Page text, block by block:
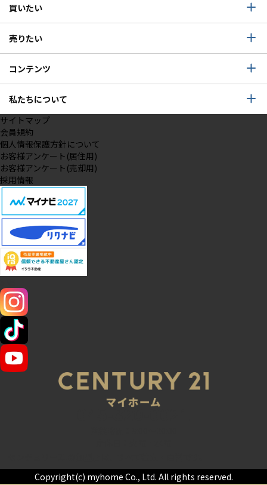
買いたい
売りたい
コンテンツ
私たちについて
サイトマップ
会員規約
個人情報保護方針について
お客様アンケート(居住用)
お客様アンケート(売却用)
採用情報
Copyright(c) myhome Co., Ltd. All rights reserved.